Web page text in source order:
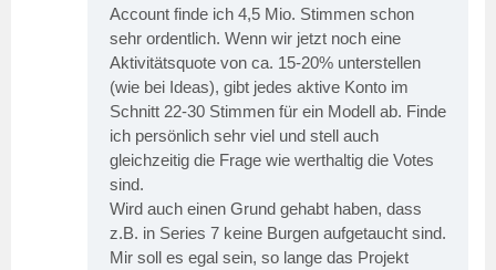
Account finde ich 4,5 Mio. Stimmen schon
sehr ordentlich. Wenn wir jetzt noch eine
Aktivitätsquote von ca. 15-20% unterstellen
(wie bei Ideas), gibt jedes aktive Konto im
Schnitt 22-30 Stimmen für ein Modell ab. Finde
ich persönlich sehr viel und stell auch
gleichzeitig die Frage wie werthaltig die Votes
sind.
Wird auch einen Grund gehabt haben, dass
z.B. in Series 7 keine Burgen aufgetaucht sind.
Mir soll es egal sein, so lange das Projekt